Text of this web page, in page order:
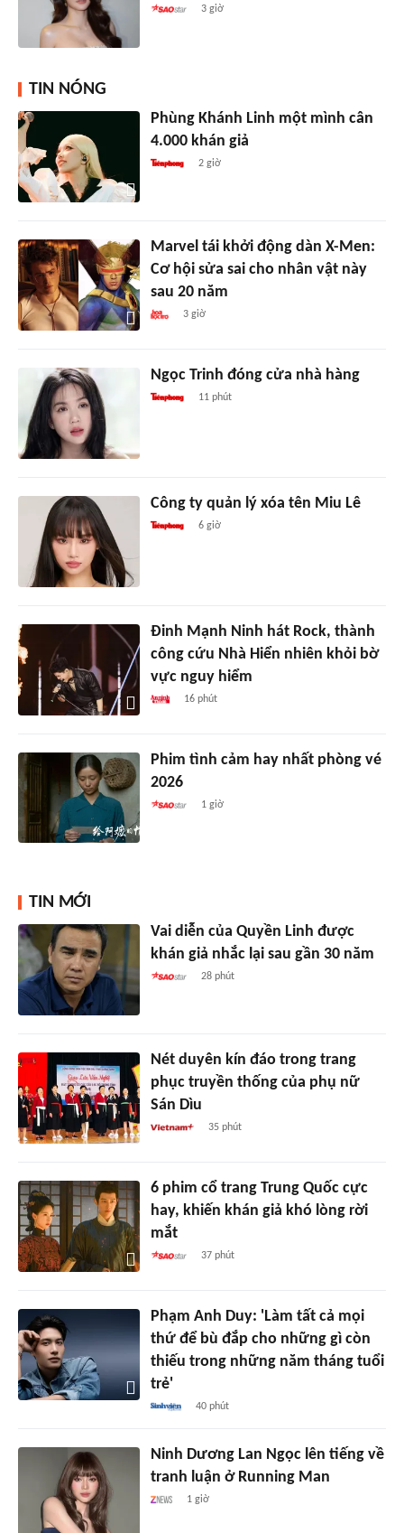
3 giờ
TIN NÓNG
Phùng Khánh Linh một mình cân
4.000 khán giả
2 giờ
Marvel tái khởi động dàn X-Men:
Cơ hội sửa sai cho nhân vật này
sau 20 năm
3 giờ
Ngọc Trinh đóng cửa nhà hàng
11 phút
Công ty quản lý xóa tên Miu Lê
6 giờ
Đinh Mạnh Ninh hát Rock, thành
công cứu Nhà Hiển nhiên khỏi bờ
vực nguy hiểm
16 phút
Phim tình cảm hay nhất phòng vé
2026
1 giờ
TIN MỚI
Vai diễn của Quyền Linh được
khán giả nhắc lại sau gần 30 năm
28 phút
Nét duyên kín đáo trong trang
phục truyền thống của phụ nữ
Sán Dìu
35 phút
6 phim cổ trang Trung Quốc cực
hay, khiến khán giả khó lòng rời
mắt
37 phút
Phạm Anh Duy: 'Làm tất cả mọi
thứ để bù đắp cho những gì còn
thiếu trong những năm tháng tuổi
trẻ'
40 phút
Ninh Dương Lan Ngọc lên tiếng về
tranh luận ở Running Man
1 giờ